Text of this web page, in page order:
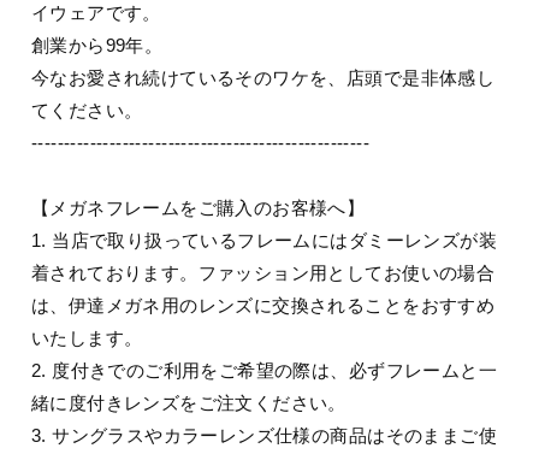
イウェアです。
創業から99年。
今なお愛され続けているそのワケを、店頭で是非体感し
てください。
----------------------------------------------------
【メガネフレームをご購入のお客様へ】
1. 当店で取り扱っているフレームにはダミーレンズが装
着されております。ファッション用としてお使いの場合
は、伊達メガネ用のレンズに交換されることをおすすめ
いたします。
2. 度付きでのご利用をご希望の際は、必ずフレームと一
緒に度付きレンズをご注文ください。
3. サングラスやカラーレンズ仕様の商品はそのままご使